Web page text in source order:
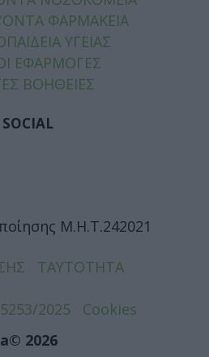
ΦΑΡΜΑΚΕΙΑ
ΥΓΕΙΑΣ
ΕΦΑΡΜΟΓΕΣ
ΒΟΗΘΕΙΕΣ
SOCIAL
Μ.Η.Τ.242021
ΤΑΥΤΟΤΗΤΑ
2025
Cookies
2026